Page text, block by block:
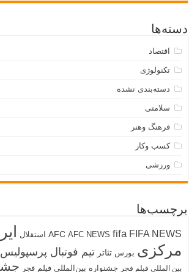
دسته‌ها
اقتصاد
تکنولوژی
دسته‌بندی نشده
سلامتی
فرهنگ وهنر
کسب وکار
ورزشی
برچسب‌ها
AFC AFC NEWS fifa FIFA NEWS استقلال
مرکزی بورس تئاتر تیم فوتبال پرسپولیس
بین المللی فیلم فجر جشنواره بین‌المللی فیلم فجر